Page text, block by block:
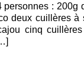
personnes : 200g
deux cuillères à
cinq